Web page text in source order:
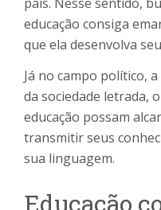
educação consiga
que ela desenvolva
Já no campo político,
da sociedade letrada,
educação possam
transmitir seus
sua linguagem.
Educação